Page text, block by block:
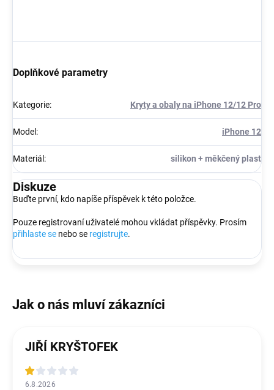
Doplňkové parametry
Kategorie: Kryty a obaly na iPhone 12/12 Pro
Model : iPhone 12
Materiál : silikon + měkčený plast
Diskuze
Buďte první, kdo napíše příspěvek k této položce.
Pouze registrovaní uživatelé mohou vkládat příspěvky. Prosím
přihlaste se nebo se registrujte.
JIŘÍ KRYŠTOFEK
6.8.2026